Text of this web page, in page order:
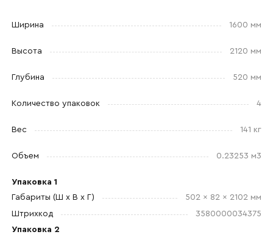
Ширина 1600 мм
Высота 2120 мм
Глубина 520 мм
Количество упаковок 4
Вес 141 кг
Объем 0.23253 м3
Упаковка 1
Габариты (Ш x В x Г)
502 x 82 x 2102 мм
Штрихкод
3580000034375
Упаковка 2
политикой конфиденциальности